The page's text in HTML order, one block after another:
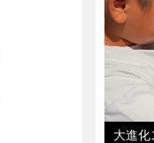
大進